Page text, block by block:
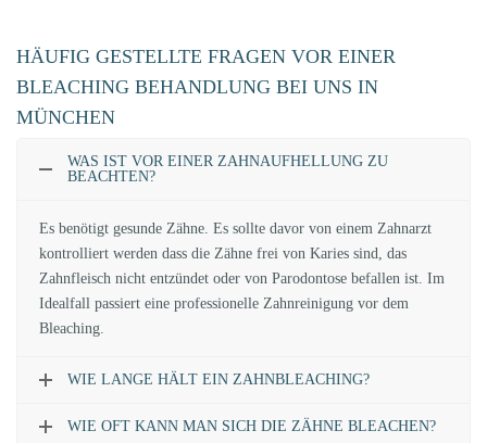
HÄUFIG GESTELLTE FRAGEN VOR EINER
BLEACHING BEHANDLUNG BEI UNS IN
MÜNCHEN
WAS IST VOR EINER ZAHNAUFHELLUNG ZU
BEACHTEN?
Es benötigt gesunde Zähne. Es sollte davor von einem Zahnarzt
kontrolliert werden dass die Zähne frei von Karies sind, das
Zahnfleisch nicht entzündet oder von Parodontose befallen ist. Im
Idealfall passiert eine professionelle Zahnreinigung vor dem
Bleaching.
WIE LANGE HÄLT EIN ZAHNBLEACHING?
WIE OFT KANN MAN SICH DIE ZÄHNE BLEACHEN?